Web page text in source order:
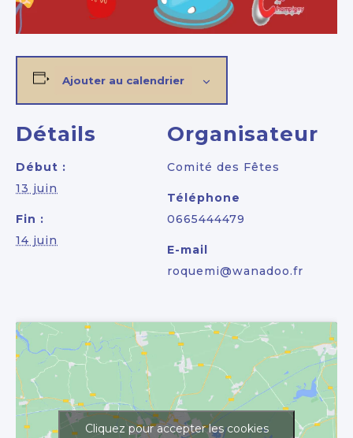
Ajouter au calendrier
Détails
Début :
13 juin
Fin :
14 juin
Organisateur
Comité des Fêtes
Téléphone
0665444479
E-mail
roquemi@wanadoo.fr
Cliquez pour accepter les cookies